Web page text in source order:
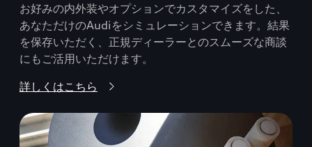
お好みの内外装やオプションでカスタマイズをした、
あなただけのAudiをシミュレーションできます。結果
を保存いただく、正規ディーラーとのスムーズな商談
にもご活用いただけます。
詳しくはこちら